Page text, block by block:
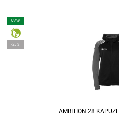
NEW
-35%
AMBITION 28